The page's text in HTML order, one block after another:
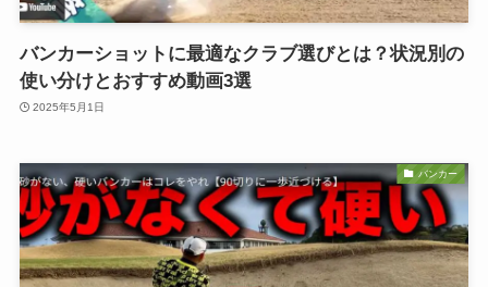
バンカーショットに最適なクラブ選びとは？状況別の
使い分けとおすすめ動画3選
2025年5月1日
バンカー